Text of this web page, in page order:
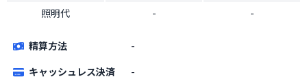
照明代
- -
精算方法
-
キャッシュレス決済
-